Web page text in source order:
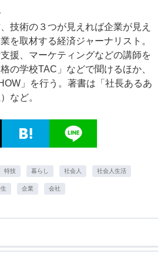
技術の３つが見えれば企業が見え
を取材する経済ジャーナリスト。
援、マーケティングなどの講師を
の学校TAC」などで聞けるほか、
」を行う。著書は「社長あるあ
など。
特技 暮らし 社会人 社会人生活
企業 会社